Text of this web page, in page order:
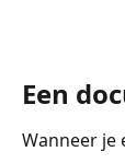
Een
Wanneer je